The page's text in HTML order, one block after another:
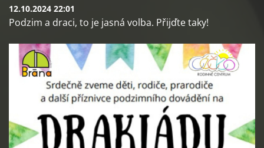
12.10.2024 22:01
Podzim a draci, to je jasná volba. Přijďte taky!